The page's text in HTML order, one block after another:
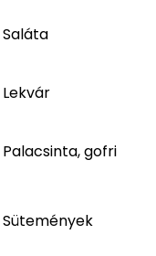
Saláta
Lekvár
Palacsinta, gofri
Sütemények